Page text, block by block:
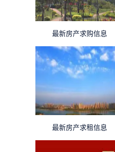
最新房产求购信息
最新房产求租信息